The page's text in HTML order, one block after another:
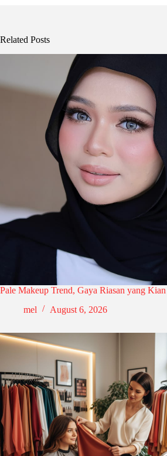
Related Posts
Pale Makeup Trend, Gaya Riasan yang
mel
August 6, 2026